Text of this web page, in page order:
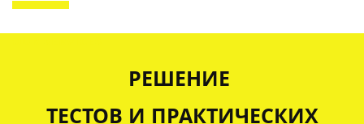
РЕШЕНИЕ
ТЕСТОВ И ПРАКТИЧЕСКИХ